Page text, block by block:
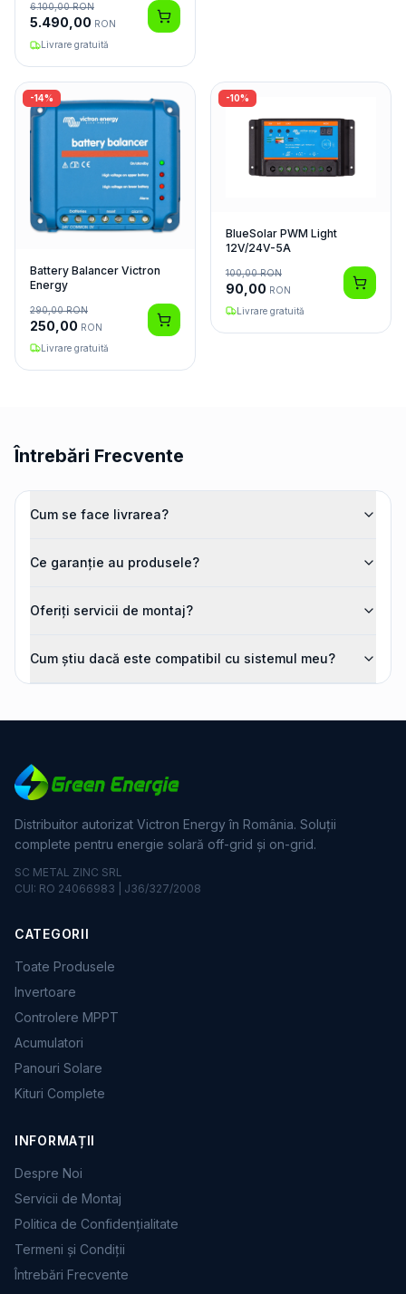
6.100,00RON
5.490,00 RON
Livrare gratuită
-14%
Battery Balancer Victron
Energy
290,00RON
250,00 RON
Livrare gratuită
-10%
BlueSolar PWM Light
12V/24V-5A
100,00RON
90,00 RON
Livrare gratuită
Întrebări Frecvente
Cum se face livrarea?
Ce garanție au produsele?
Oferiți servicii de montaj?
Cum știu dacă este compatibil cu sistemul meu?
Distribuitor autorizat Victron Energy în România. Soluții
complete pentru energie solară off-grid și on-grid.
SC METAL ZINC SRL
CUI: RO 24066983 | J36/327/2008
CATEGORII
Toate Produsele
Invertoare
Controlere MPPT
Acumulatori
Panouri Solare
Kituri Complete
INFORMAȚII
Despre Noi
Servicii de Montaj
Politica de Confidențialitate
Termeni și Condiții
Întrebări Frecvente